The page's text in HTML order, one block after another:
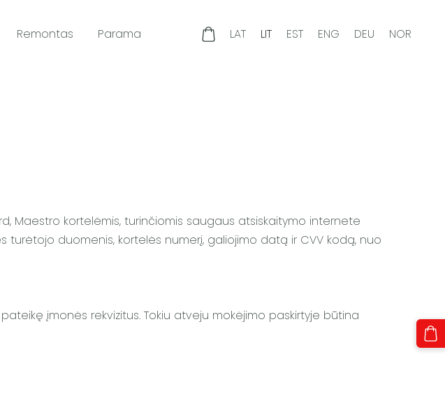
Remontas Parama LAT LIT EST ENG DEU NOR
Maestro kortelėmis, turinčiomis saugaus atsiskaitymo internete
duomenis, kortelės numerį, galiojimo datą ir CVV kodą, nuo
įmonės rekvizitus. Tokiu atveju mokėjimo paskirtyje būtina